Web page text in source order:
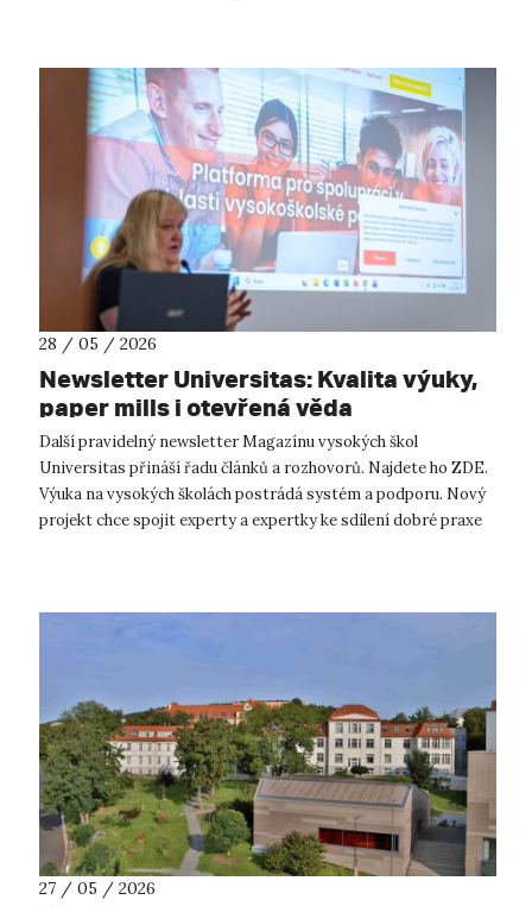
28 / 05 / 2026
Newsletter Universitas: Kvalita výuky,
paper mills i otevřená věda
Další pravidelný newsletter Magazínu vysokých škol
Universitas přináší řadu článků a rozhovorů. Najdete ho ZDE.
Výuka na vysokých školách postrádá systém a podporu. Nový
projekt chce spojit experty a expertky ke sdílení dobré praxe
27 / 05 / 2026